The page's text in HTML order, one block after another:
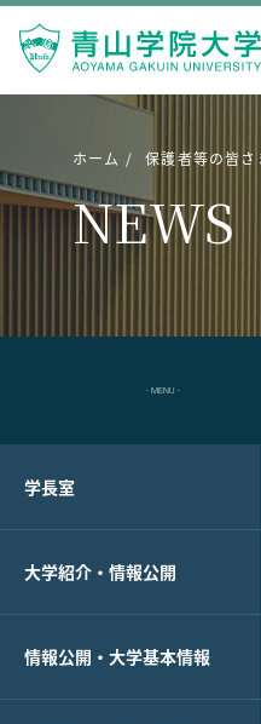
ホーム 保護者等の皆さ
NEWS
- MENU -
学長室
大学紹介・情報公開
情報公開・大学基本情報